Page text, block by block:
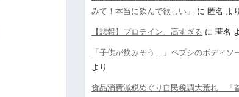
みて！本当に飲んで欲しい」
に 匿名 より
【悲報】プロテイン、高すぎる に 匿名
「子供が飲みそう…」ペプシのボディソ
より
食品消費減税めぐり自民税調大荒れ 「